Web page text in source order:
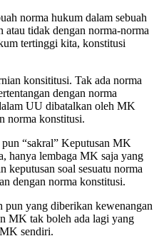
norma hukum dalam sebuah
tidak dengan norma-norma
tertinggi kita, konstitusi
konsititusi. Tak ada norma
dengan norma
UU dibatalkan oleh MK
norma konstitusi.
“sakral” Keputusan MK
hanya lembaga MK saja yang
keputusan soal sesuatu norma
dengan norma konstitusi.
pun yang diberikan kewenangan
MK tak boleh ada lagi yang
sendiri.